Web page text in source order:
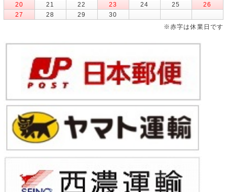
20
21 22 23 24 25
26
27
28 29
30
※赤字は休業日です